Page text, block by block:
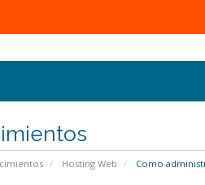
Hosting Web Como